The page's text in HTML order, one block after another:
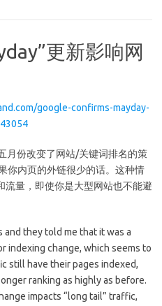
更新影响网
google-confirms-mayday-
月份改变了网站/关键词排名的策
你内页的外链很少的话。这种情
流量，即使你是大型网站也不能避
and they told me that it was a
indexing change, which seems to
still have their pages indexed,
ranking as highly as before.
impacts “long tail” traffic,